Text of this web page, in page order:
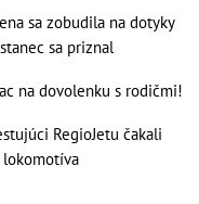
sa zobudila na dotyky
sa priznal
na dovolenku s rodičmi!
RegioJetu čakali
lokomotíva